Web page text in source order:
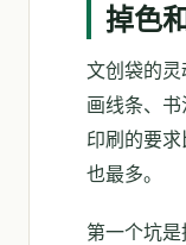
掉色
文创袋的
画线条、
印刷的要
也最多。
第一个坑